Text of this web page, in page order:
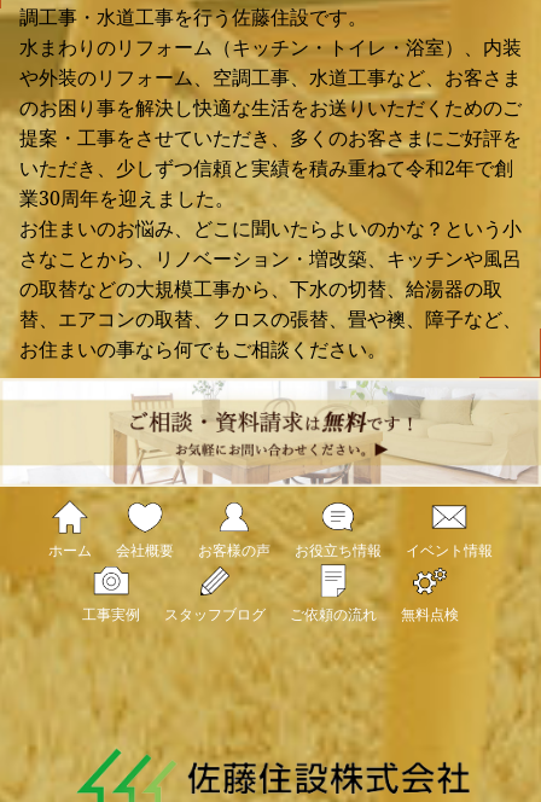
調工事・水道工事を行う佐藤住設です。
水まわりのリフォーム（キッチン・トイレ・浴室）、内装
や外装のリフォーム、空調工事、水道工事など、お客さま
のお困り事を解決し快適な生活をお送りいただくためのご
提案・工事をさせていただき、多くのお客さまにご好評を
いただき、少しずつ信頼と実績を積み重ねて令和2年で創
業30周年を迎えました。
お住まいのお悩み、どこに聞いたらよいのかな？という小
さなことから、リノベーション・増改築、キッチンや風呂
の取替などの大規模工事から、下水の切替、給湯器の取
替、エアコンの取替、クロスの張替、畳や襖、障子など、
お住まいの事なら何でもご相談ください。
ホーム 会社概要 お客様の声 お役立ち情報 イベント情報
工事実例 スタッフブログ ご依頼の流れ 無料点検